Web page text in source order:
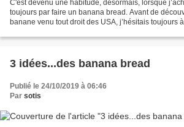
C'est devenu une habitude, désormais, lorsque
toujours par faire un banana bread. Avant de
banane venu tout droit des USA, j’hésitais toujours
3 idées...des banana bread
Publié le 24/10/2019 à 06:46
Par sotis